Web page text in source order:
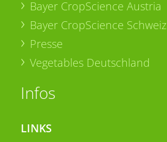
Bayer CropScience Austria
Bayer CropScience Schweiz
Presse
Vegetables Deutschland
Infos
LINKS